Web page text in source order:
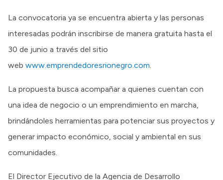
La convocatoria ya se encuentra abierta y las personas
interesadas podrán inscribirse de manera gratuita hasta el
30 de junio a través del sitio
web www.emprendedoresrionegro.com
La propuesta busca acompañar a quienes cuentan con
una idea de negocio o un emprendimiento en marcha,
brindándoles herramientas para potenciar sus proyectos y
generar impacto económico, social y ambiental en sus
comunidades.
El Director Ejecutivo de la Agencia de Desarrollo